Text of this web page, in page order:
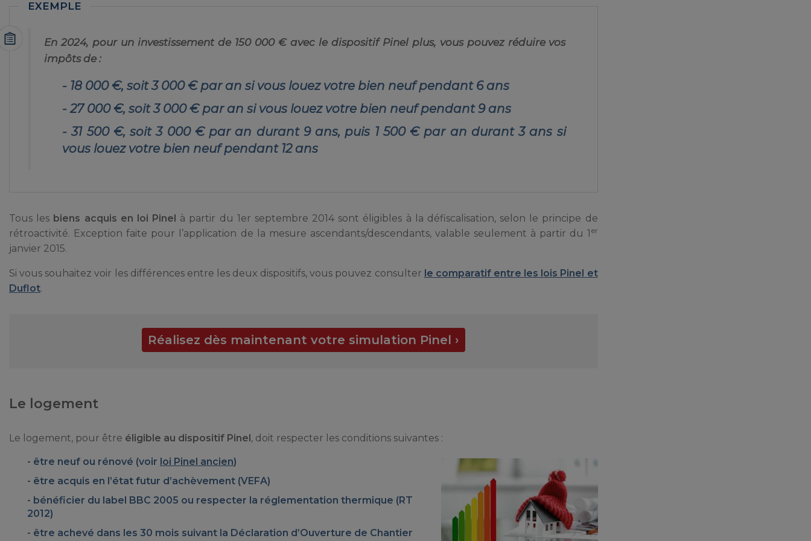
En 2024, pour un investissement de 150 000 € avec le dispositif Pinel plus, vous pouvez réduire vos
impôts de :
18 000 €, soit 3 000 € par an si vous louez votre bien neuf pendant 6 ans
27 000 €, soit 3 000 € par an si vous louez votre bien neuf pendant 9 ans
31 500 €, soit 3 000 € par an durant 9 ans, puis 1 500 € par an durant 3 ans si
vous louez votre bien neuf pendant 12 ans
Tous les biens acquis en loi Pinel
à partir du 1er septembre 2014 sont éligibles à la défiscalisation, selon le principe de
rétroactivité. Exception faite pour l’application de la mesure ascendants/descendants, valable seulement à partir du 1 er
janvier 2015.
Si vous souhaitez voir les différences entre les deux dispositifs, vous pouvez consulter le comparatif entre les lois Pinel et
Duflot.
Réalisez dès maintenant votre simulation Pinel ›
Le logement
Le logement, pour être éligible au dispositif Pinel , doit respecter les conditions suivantes :
être neuf ou rénové (voir loi Pinel ancien)
être acquis en l ’état futur d’achèvement (VEFA)
bénéficier du label
BBC 2005 ou respecter la réglementation thermique (RT
2012)
être achevé dans les 30 mois suivant la Déclaration d’Ouverture de Chantier